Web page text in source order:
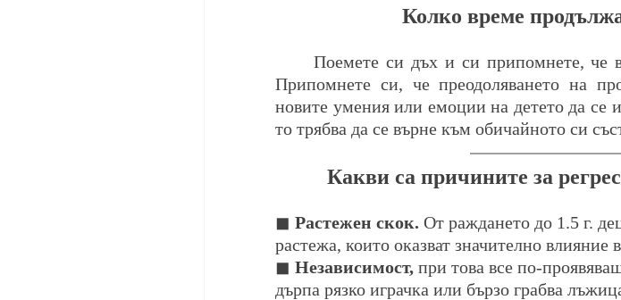
Колко време
Припомнете си, че преодоляването на
новите умения или емоции на детето да се
то трябва да се върне към обичайното си
Какви са причините за
◼ Растежен скок. От раждането до 1.5 г.
растежа, които оказват значително влияние
◼ Независимост, при това все по-
дърпа рязко играчка или бързо грабва